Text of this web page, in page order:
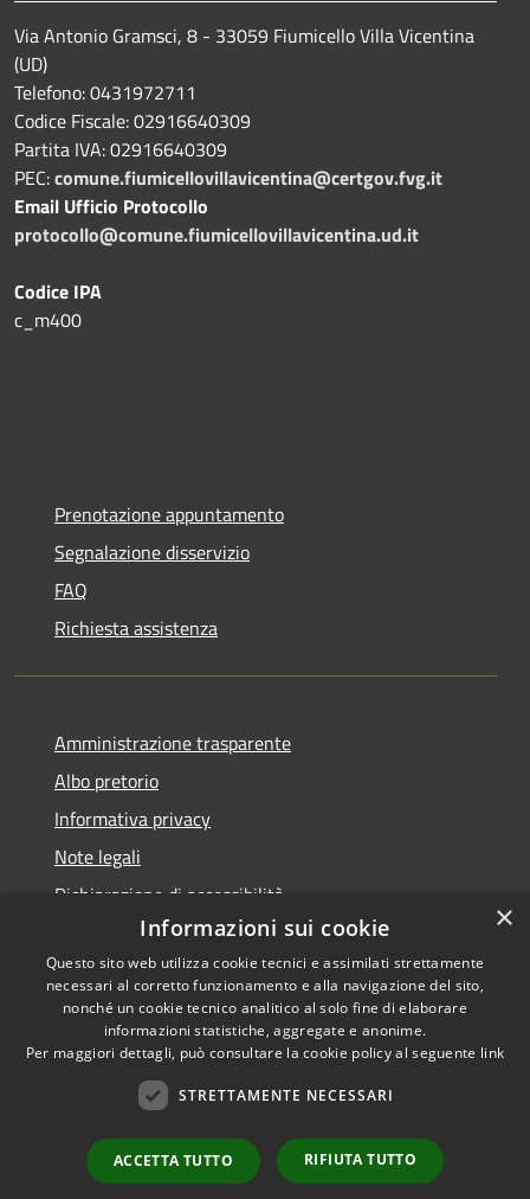
Via Antonio Gramsci, 8 - 33059 Fiumicello Villa Vicentina
(UD)
Telefono: 0431972711
Codice Fiscale: 02916640309
Partita IVA: 02916640309
PEC:comune.fiumicellovillavicentina@certgov.fvg.it
Email Ufficio Protocollo
protocollo@comune.fiumicellovillavicentina.ud.it
Codice IPA
c_m400
Prenotazione appuntamento
Segnalazione disservizio
FAQ
Richiesta assistenza
Amministrazione trasparente
Albo pretorio
Informativa privacy
Note legali
Dichiarazione di accessibilità
Accessibilità
Privacy
Copyright ©
Comune di Fiumicello Villa
byMunicipium•
×
Informazioni sui cookie
Questo sito web utilizza cookie tecnici e assimilati strettamente
necessari al corretto funzionamento e alla navigazione del sito,
nonché un cookie tecnico analitico al solo fine di elaborare
informazioni statistiche, aggregate e anonime.
Per maggiori dettagli, può consultare la cookie policy al seguente link
STRETTAMENTE NECESSARI
ACCETTA TUTTO RIFIUTA TUTTO